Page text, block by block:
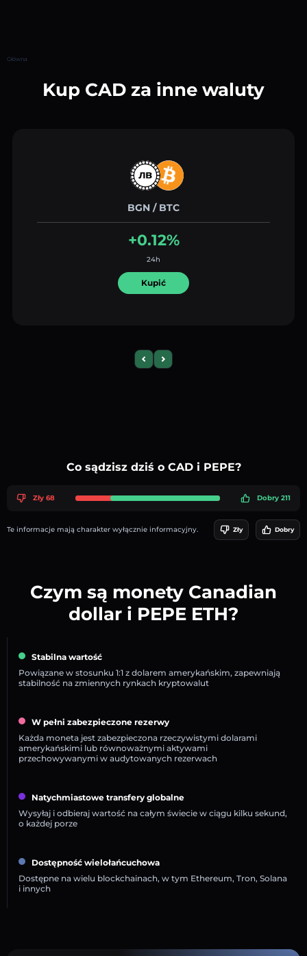
Główna
Kup CAD za inne waluty
BGN / BTC
+0.12%
24h
Kupić
Previous slide
Next slide
Co sądzisz dziś o CAD i PEPE?
Zły 68 Dobry 211
Te informacje mają charakter wyłącznie informacyjny. Zły Dobry
Czym są monety Canadian
dollar i PEPE ETH?
Stabilna wartość
Powiązane w stosunku 1:1 z dolarem amerykańskim, zapewniają
stabilność na zmiennych rynkach kryptowalut
W pełni zabezpieczone rezerwy
Każda moneta jest zabezpieczona rzeczywistymi dolarami
amerykańskimi lub równoważnymi aktywami
przechowywanymi w audytowanych rezerwach
Natychmiastowe transfery globalne
Wysyłaj i odbieraj wartość na całym świecie w ciągu kilku sekund,
o każdej porze
Dostępność wielołańcuchowa
Dostępne na wielu blockchainach, w tym Ethereum, Tron, Solana
i innych